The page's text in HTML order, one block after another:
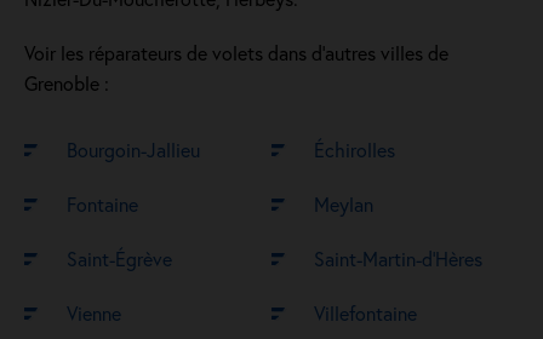
Voir les réparateurs de volets dans d’autres villes de
Grenoble :
Bourgoin-Jallieu Échirolles
Fontaine Meylan
Saint-Égrève Saint-Martin-d’Hères
Vienne Villefontaine